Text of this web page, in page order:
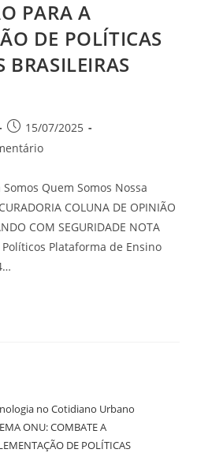
PARA A
DE POLÍTICAS
BRASILEIRAS
15/07/2025
Quem Somos Nossa
COLUNA DE OPINIÃO
COM SEGURIDADE NOTA
Plataforma de Ensino
no Cotidiano Urbano
ONU: COMBATE A
DE POLÍTICAS